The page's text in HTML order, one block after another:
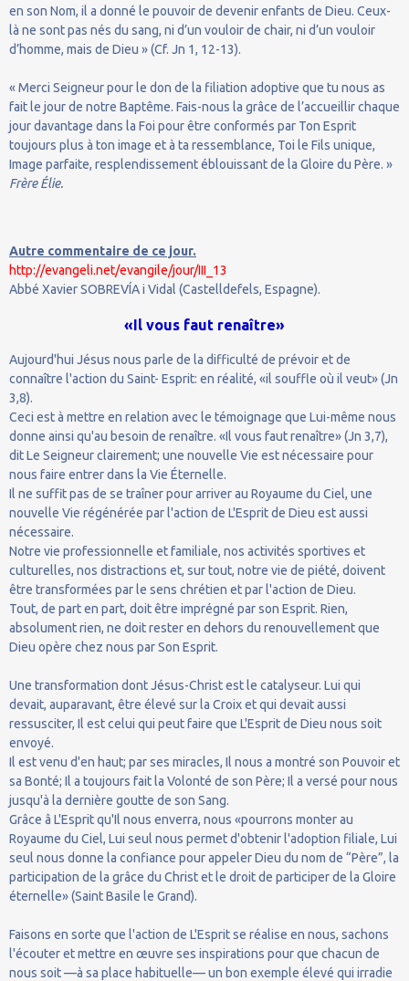
en son Nom, il a donné le pouvoir de devenir enfants de Dieu. Ceux-
là ne sont pas nés du sang, ni d’un vouloir de chair, ni d’un vouloir
d’homme, mais de Dieu » (Cf. Jn 1, 12-13).
« Merci Seigneur pour le don de la filiation adoptive que tu nous as
fait le jour de notre Baptême. Fais-nous la grâce de l’accueillir chaque
jour davantage dans la Foi pour être conformés par Ton Esprit
toujours plus à ton image et à ta ressemblance, Toi le Fils unique,
Image parfaite, resplendissement éblouissant de la Gloire du Père. »
Frère Élie.
Autre commentaire de ce jour.
http://evangeli.net/evangile/jour/III_13
Abbé Xavier SOBREVÍA i Vidal (Castelldefels, Espagne).
«Il vous faut renaître»
Aujourd'hui Jésus nous parle de la difficulté de prévoir et de
connaître l'action du Saint- Esprit: en réalité, «il souffle où il veut» (Jn
3,8).
Ceci est à mettre en relation avec le témoignage que Lui-même nous
donne ainsi qu'au besoin de renaître. «Il vous faut renaître» (Jn 3,7),
dit Le Seigneur clairement; une nouvelle Vie est nécessaire pour
nous faire entrer dans la Vie Éternelle.
Il ne suffit pas de se traîner pour arriver au Royaume du Ciel, une
nouvelle Vie régénérée par l'action de L'Esprit de Dieu est aussi
nécessaire.
Notre vie professionnelle et familiale, nos activités sportives et
culturelles, nos distractions et, sur tout, notre vie de piété, doivent
être transformées par le sens chrétien et par l'action de Dieu.
Tout, de part en part, doit être imprégné par son Esprit. Rien,
absolument rien, ne doit rester en dehors du renouvellement que
Dieu opère chez nous par Son Esprit.
Une transformation dont Jésus-Christ est le catalyseur. Lui qui
devait, auparavant, être élevé sur la Croix et qui devait aussi
ressusciter, Il est celui qui peut faire que L'Esprit de Dieu nous soit
envoyé.
Il est venu d'en haut; par ses miracles, Il nous a montré son Pouvoir et
sa Bonté; Il a toujours fait la Volonté de son Père; Il a versé pour nous
jusqu'à la dernière goutte de son Sang.
Grâce â L'Esprit qu'Il nous enverra, nous «pourrons monter au
Royaume du Ciel, Lui seul nous permet d'obtenir l'adoption filiale, Lui
seul nous donne la confiance pour appeler Dieu du nom de “Père”, la
participation de la grâce du Christ et le droit de participer de la Gloire
éternelle» (Saint Basile le Grand).
Faisons en sorte que l'action de L'Esprit se réalise en nous, sachons
l'écouter et mettre en œuvre ses inspirations pour que chacun de
nous soit —à sa place habituelle— un bon exemple élevé qui irradie